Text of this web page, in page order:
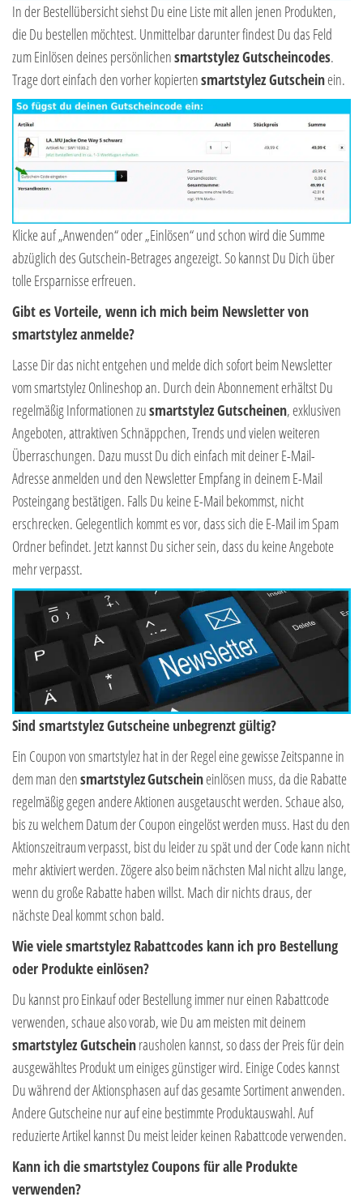
In der Bestellübersicht siehst Du eine Liste mit allen jenen Produkten,
die Du bestellen möchtest. Unmittelbar darunter findest Du das Feld
zum Einlösen deines persönlichensmartstylez Gutscheincodes.
Trage dort einfach den vorher kopiertensmartstylezGutscheinein.
Klicke auf „Anwenden“ oder „Einlösen“ und schon wird die Summe
abzüglich des Gutschein-Betrages angezeigt. So kannst Du Dich über
tolle Ersparnisse erfreuen.
Gibt es Vorteile, wenn ich mich beim Newsletter von
smartstylez anmelde?
Lasse Dir das nicht entgehen und melde dich sofort beim Newsletter
vom smartstylez Onlineshop an. Durch dein Abonnement erhältst Du
regelmäßig Informationen zusmartstylez Gutscheinen, exklusiven
Angeboten, attraktiven Schnäppchen, Trends und vielen weiteren
Überraschungen. Dazu musst Du dich einfach mit deiner E-Mail-
Adresse anmelden und den Newsletter Empfang in deinem E-Mail
Posteingang bestätigen. Falls Du keine E-Mail bekommst, nicht
erschrecken. Gelegentlich kommt es vor, dass sich die E-Mail im Spam
Ordner befindet. Jetzt kannst Du sicher sein, dass du keine Angebote
mehr verpasst.
Sind smartstylez Gutscheine unbegrenzt gültig?
Ein Coupon von smartstylez hat in der Regel eine gewisse Zeitspanne in
dem man densmartstylezGutscheineinlösen muss, da die Rabatte
regelmäßig gegen andere Aktionen ausgetauscht werden. Schaue also,
bis zu welchem Datum der Coupon eingelöst werden muss. Hast du den
Aktionszeitraum verpasst, bist du leider zu spät und der Code kann nicht
mehr aktiviert werden. Zögere also beim nächsten Mal nicht allzu lange,
wenn du große Rabatte haben willst. Mach dir nichts draus, der
nächste Deal kommt schon bald.
Wie viele smartstylez Rabattcodes kann ich pro Bestellung
oder Produkte einlösen?
Du kannst pro Einkauf oder Bestellung immer nur einen Rabattcode
verwenden, schaue also vorab, wie Du am meisten mit deinem
smartstylez Gutscheinrausholen kannst, so dass der Preis für dein
ausgewähltes Produkt um einiges günstiger wird. Einige Codes kannst
Du während der Aktionsphasen auf das gesamte Sortiment anwenden.
Andere Gutscheine nur auf eine bestimmte Produktauswahl. Auf
reduzierte Artikel kannst Du meist leider keinen Rabattcode verwenden.
Kann ich die smartstylez Coupons für alle Produkte
verwenden?